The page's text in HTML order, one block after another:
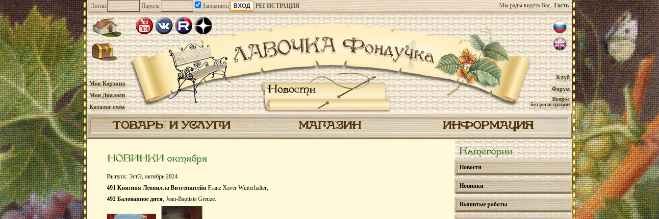
Логин Пароль Запомнить РЕГИСТРАЦИЯ Мы рады видеть Вас, Гость
Новости
Моя Корзина
Мои Диалоги
Каталог схем
Клуб
Форум
Вопрос
без регистрации
ТОВАРЫ И УСЛУГИ МАГАЗИН ИНФОРМАЦИЯ
НОВИНКИ октября
Выпуск: ЭстЭ, октябрь 2024
491 Княгиня Леонилла Витгенштейн Franz Xaver Winterhalter,
492 Балованное дитя, Jean-Baptiste Greuze.
Категории
Новости
Новинки
Вышитые работы